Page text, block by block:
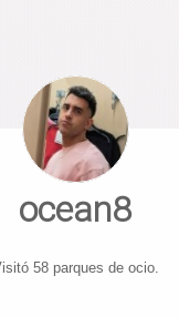
ocean8
58 parques de ocio.